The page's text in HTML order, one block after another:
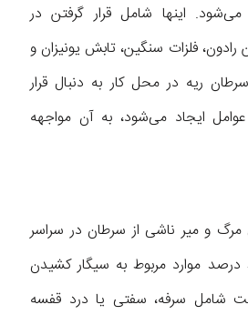
اینها شامل قرار گرفتن در
فلزات سنگین، تابش یونیزان و
ریه در محل کار به دنبال قرار
ایجاد می‌شود، به آن مواجهه
و میر ناشی از سرطان در سراسر
جهان است. حدود ۸۵ درصد موارد مربوط به سیگار کشیدن
شامل سرفه، سفتی یا درد قفسه